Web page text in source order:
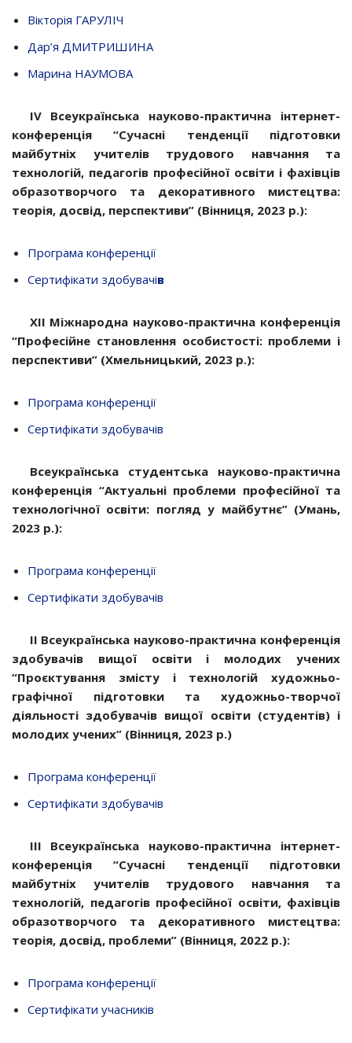
Вікторія ГАРУЛІЧ
Дар’я ДМИТРИШИНА
Марина НАУМОВА
IV Всеукраїнська науково-практична інтернет-
конференція “Сучасні тенденції підготовки
майбутніх учителів трудового навчання та
технологій, педагогів професійної освіти і фахівців
образотворчого та декоративного мистецтва:
теорія, досвід, перспективи” (Вінниця, 2023 р.):
Програма конференції
Сертифікати здобувачів
ХІІ Міжнародна науково-практична конференція
“Професійне становлення особистості: проблеми і
перспективи” (Хмельницький, 2023 р.):
Програма конференції
Сертифікати здобувачів
Всеукраїнська студентська науково-практична
конференція “Актуальні проблеми професійної та
технологічної освіти: погляд у майбутнє” (Умань,
2023 р.):
Програма конференції
Сертифікати здобувачів
ІІ Всеукраїнська науково-практична конференція
здобувачів вищої освіти і молодих учених
“Проєктування змісту і технологій художньо-
графічної підготовки та художньо-творчої
діяльності здобувачів вищої освіти (студентів) і
молодих учених” (Вінниця, 2023 р.)
Програма конференції
Сертифікати здобувачів
ІІІ Всеукраїнська науково-практична інтернет-
конференція “Сучасні тенденції підготовки
майбутніх учителів трудового навчання та
технологій, педагогів професійної освіти, фахівців
образотворчого та декоративного мистецтва:
теорія, досвід, проблеми” (Вінниця, 2022 р.):
Програма конференції
Сертифікати учасників